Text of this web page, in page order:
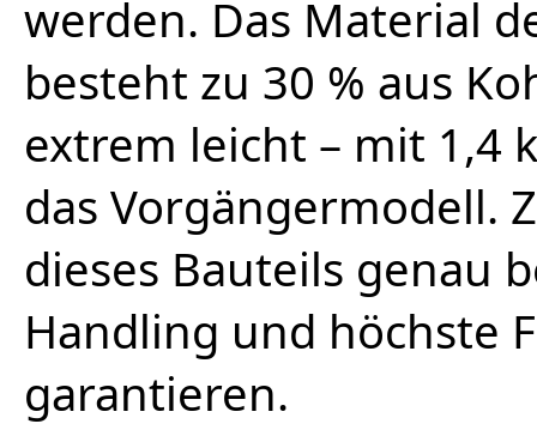
werden. Das Material
besteht zu 30 % aus
extrem leicht – mit 1,4
das Vorgängermodell.
dieses Bauteils genau
Handling und höchste
garantieren.